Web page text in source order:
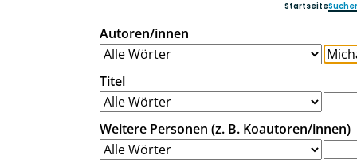
Startseite
Autoren/innen
Titel
Weitere Personen (z. B. Koautoren/innen)